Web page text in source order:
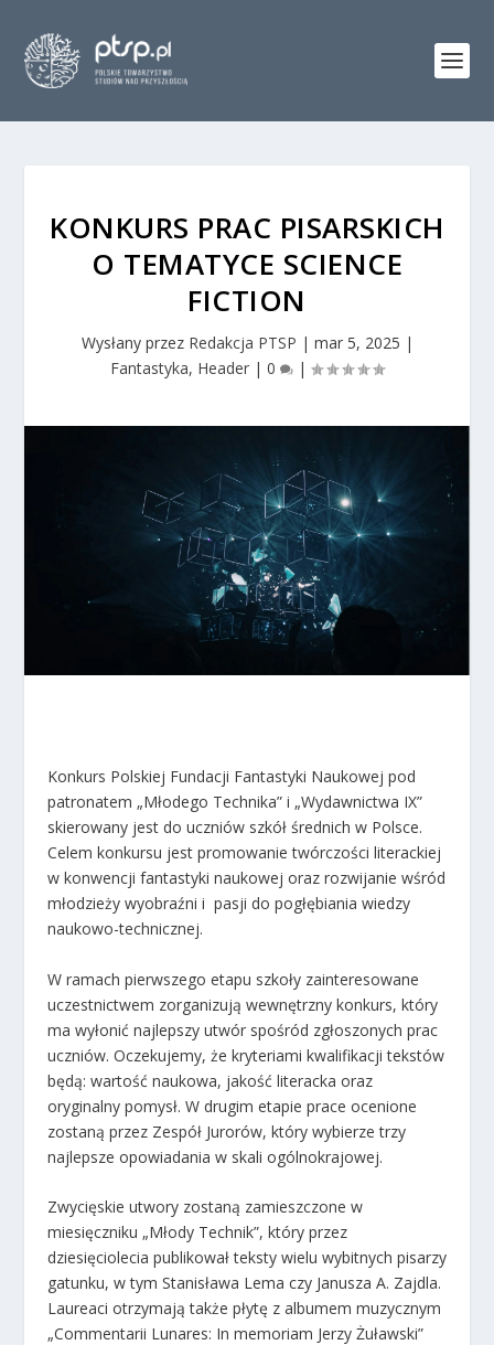
KONKURS PRAC PISARSKICH
O TEMATYCE SCIENCE
FICTION
Wysłany przez Redakcja PTSP | mar 5, 2025 |
Fantastyka, Header | 0 |
Konkurs Polskiej Fundacji Fantastyki Naukowej pod
patronatem „Młodego Technika” i „Wydawnictwa IX”
skierowany jest do uczniów szkół średnich w Polsce.
Celem konkursu jest promowanie twórczości literackiej
w konwencji fantastyki naukowej oraz rozwijanie wśród
młodzieży wyobraźni i pasji do pogłębiania wiedzy
naukowo-technicznej.
W ramach pierwszego etapu szkoły zainteresowane
uczestnictwem zorganizują wewnętrzny konkurs, który
ma wyłonić najlepszy utwór spośród zgłoszonych prac
uczniów. Oczekujemy, że kryteriami kwalifikacji tekstów
będą: wartość naukowa, jakość literacka oraz
oryginalny pomysł. W drugim etapie prace ocenione
zostaną przez Zespół Jurorów, który wybierze trzy
najlepsze opowiadania w skali ogólnokrajowej.
Zwycięskie utwory zostaną zamieszczone w
miesięczniku „Młody Technik”, który przez
dziesięciolecia publikował teksty wielu wybitnych pisarzy
gatunku, w tym Stanisława Lema czy Janusza A. Zajdla.
Laureaci otrzymają także płytę z albumem muzycznym
„Commentarii Lunares: In memoriam Jerzy Żuławski”